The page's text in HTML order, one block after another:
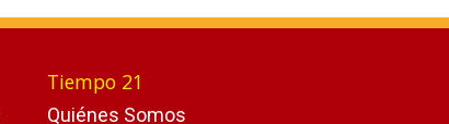
Tiempo 21
Quiénes Somos